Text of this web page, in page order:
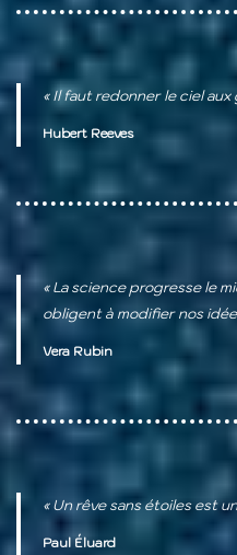
« Il faut redonner le ciel aux
Hubert Reeves
« La science progresse le
obligent à modifier nos
Vera Rubin
« Un rêve sans étoiles est
Paul Éluard